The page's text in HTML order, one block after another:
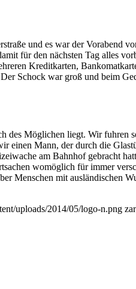
und es war der Vorabend
für den nächsten Tag alles
Kreditkarten,
Schock war groß und beim
Möglichen liegt. Wir fuhren
einen Mann, der durch die
am Bahnhof gebracht
womöglich für immer
Menschen mit ausländischen
uploads/2014/05/logo-n.png